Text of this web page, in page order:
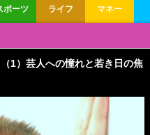
ポーツ ライフ マネー
1）芸人への憧れと若き日の焦